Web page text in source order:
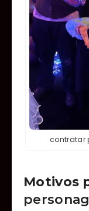
contratar
Motivos